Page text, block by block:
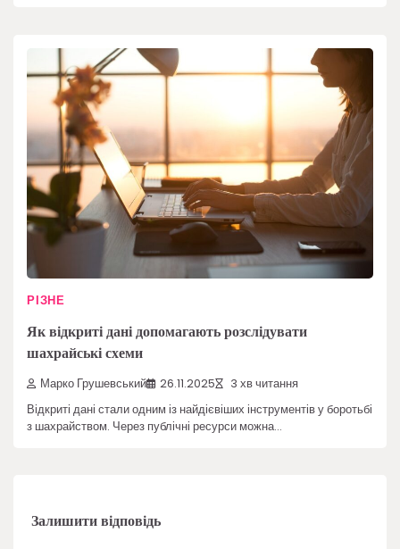
РІЗНЕ
Як відкриті дані допомагають розслідувати
шахрайські схеми
Марко Грушевський 26.11.2025 3 хв читання
Відкриті дані стали одним із найдієвіших інструментів у боротьбі
з шахрайством. Через публічні ресурси можна…
Залишити відповідь